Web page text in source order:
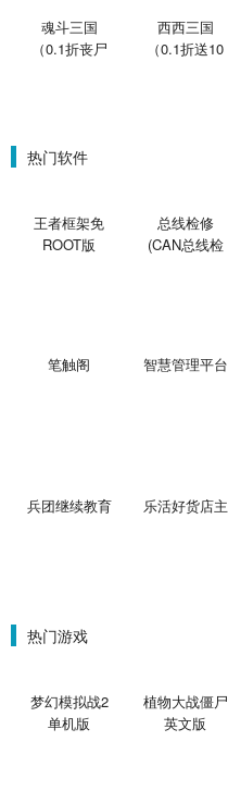
魂斗三国
（0.1折丧尸
西西三国
（0.1折送10
热门软件
王者框架免
ROOT版
总线检修
(CAN总线检
笔触阁 智慧管理平台
兵团继续教育 乐活好货店主
热门游戏
梦幻模拟战2
单机版
植物大战僵尸
英文版